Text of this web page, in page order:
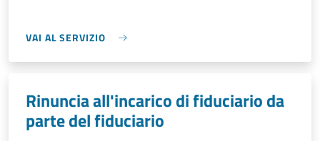
VAI AL SERVIZIO
Rinuncia all'incarico di fiduciario da
parte del fiduciario